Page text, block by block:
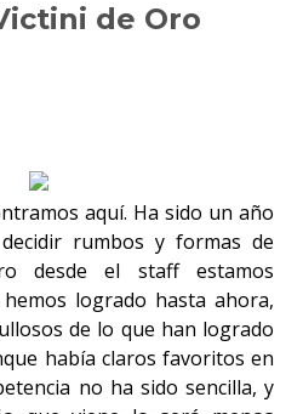
de Oro
aquí. Ha sido un año
rumbos y formas de
desde el staff estamos
logrado hasta ahora,
de lo que han logrado
había claros favoritos en
no ha sido sencilla, y